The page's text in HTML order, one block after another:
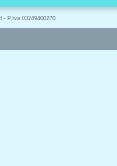
- P.Iva 03249400270